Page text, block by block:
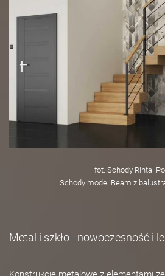
fot. Schody Rintal
Schody model Beam z
Metal i szkło - nowoczesność i